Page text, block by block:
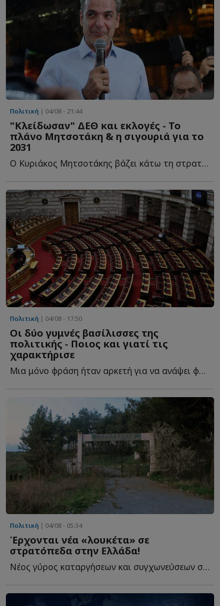
Πολιτική | 04/08 - 21:44
"Κλείδωσαν" ΔΕΘ και εκλογές - Το
πλάνο Μητσοτάκη & η σιγουριά για το
2031
Ο Κυριάκος Μητσοτάκης βάζει κάτω τη στρατηγική του ό...
Πολιτική | 04/08 - 17:50
Οι δύο γυμνές βασίλισσες της
πολιτικής - Ποιος και γιατί τις
χαρακτήρισε
Μια μόνο φράση ήταν αρκετή για να ανάψει φωτιές στην π...
Πολιτική | 04/08 - 05:34
Έρχονται νέα «λουκέτα» σε
στρατόπεδα στην Ελλάδα!
Νέος γύρος καταργήσεων και συγχωνεύσεων στις Ένοπλες Δ...